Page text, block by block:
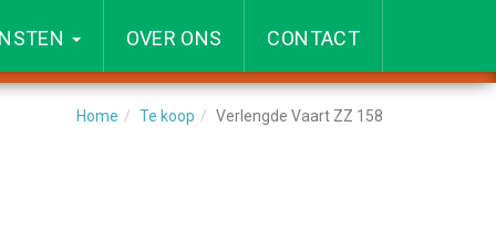
OVER ONS CONTACT
Home Te koop Verlengde Vaart ZZ 158